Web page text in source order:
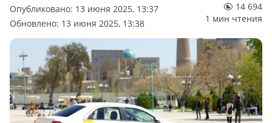
Опубликовано: 13 июня 2025, 13:37
Обновлено: 13 июня 2025, 13:38
14 694
1 мин чтения